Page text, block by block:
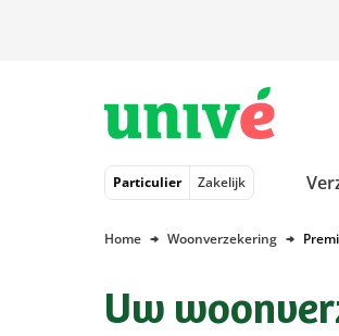
Particulier Zakelijk
Home Woonverzekering
Uw